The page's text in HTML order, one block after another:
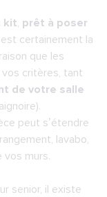
kit, prêt à poser
certainement la
que les
critères, tant
de votre salle
peut s’étendre
lavabo,
vos murs.
senior, il existe